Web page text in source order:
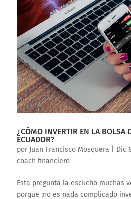
¿CÓMO INVERTIR EN LA BOLSA
ECUADOR?
por Juan Francisco Mosquera Dic
coach financiero
Esta pregunta la escucho muchas
porque ¡no es nada complicado